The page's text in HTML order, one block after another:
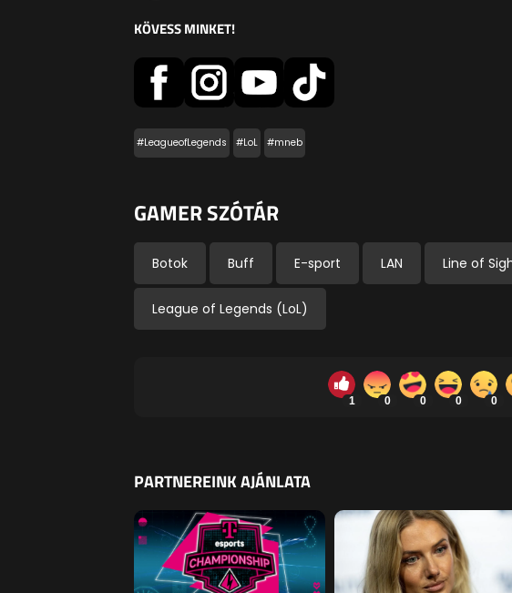
KÖVESS MINKET!
#LeagueofLegends #LoL #mneb
GAMER SZÓTÁR
Botok Buff E-sport LAN Line of
League of Legends (LoL)
1 0 0 0 0
PARTNEREINK AJÁNLATA